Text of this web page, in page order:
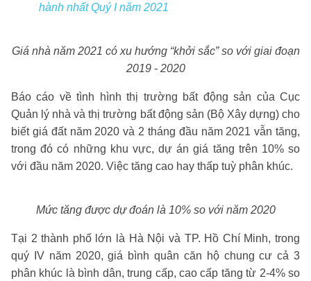
hành nhất Quý I năm 2021
Giá nhà năm 2021 có xu hướng “khởi sắc” so với giai đoạn
2019 - 2020
Báo cáo về tình hình thị trường bất động sản của Cục
Quản lý nhà và thị trường bất động sản (Bộ Xây dựng) cho
biết giá đất năm 2020 và 2 tháng đầu năm 2021 vẫn tăng,
trong đó có những khu vực, dự án giá tăng trên 10% so
với đầu năm 2020. Việc tăng cao hay thấp tuỳ phân khúc.
Mức tăng được dự đoán là 10% so với năm 2020
Tại 2 thành phố lớn là Hà Nội và TP. Hồ Chí Minh, trong
quý IV năm 2020, giá bình quân căn hộ chung cư cả 3
phân khúc là bình dân, trung cấp, cao cấp tăng từ 2-4% so